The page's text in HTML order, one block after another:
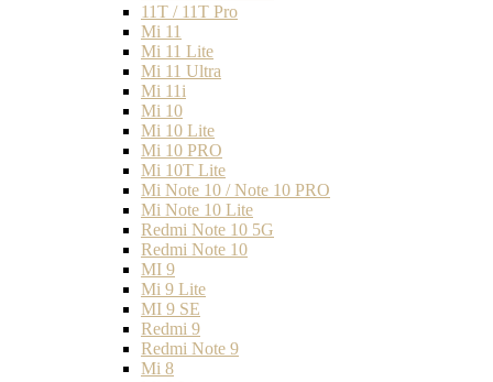
11T / 11T Pro
Mi 11
Mi 11 Lite
Mi 11 Ultra
Mi 11i
Mi 10
Mi 10 Lite
Mi 10 PRO
Mi 10T Lite
Mi Note 10 / Note 10 PRO
Mi Note 10 Lite
Redmi Note 10 5G
Redmi Note 10
MI 9
Mi 9 Lite
MI 9 SE
Redmi 9
Redmi Note 9
Mi 8